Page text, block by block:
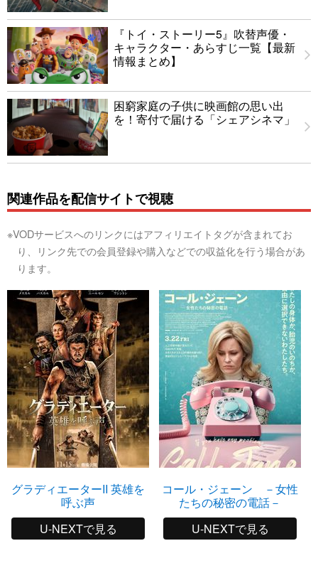
『トイ・ストーリー5』吹替声優・
キャラクター・あらすじ一覧【最新
情報まとめ】
困窮家庭の子供に映画館の思い出
を！寄付で届ける「シェアシネマ」
関連作品を配信サイトで視聴
※VODサービスへのリンクにはアフィリエイトタグが含まれてお
り、リンク先での会員登録や購入などでの収益化を行う場合があ
ります。
グラディエーターII 英雄を
呼ぶ声
U-NEXTで見る
コール・ジェーン －女性
たちの秘密の電話－
U-NEXTで見る